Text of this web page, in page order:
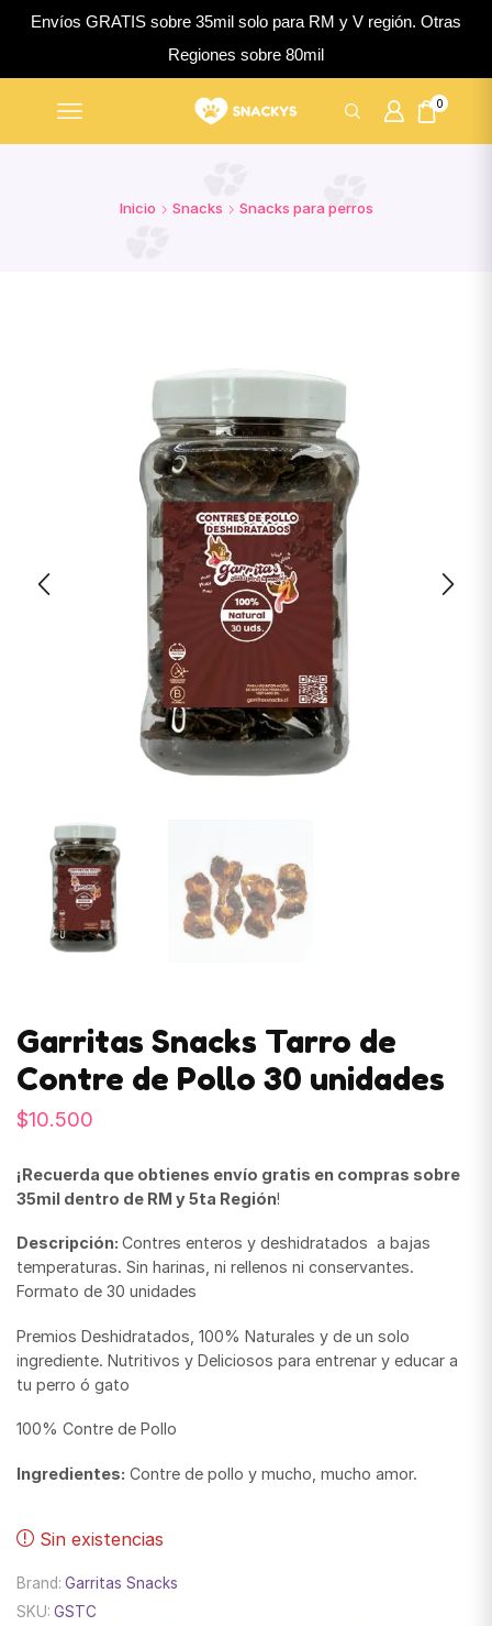
Envíos GRATIS sobre 35mil solo para RM y V región. Otras
Regiones sobre 80mil
0
Inicio Snacks Snacks para perros
Garritas Snacks Tarro de
Contre de Pollo 30 unidades
$10.500
¡Recuerda que obtienes envío gratis en compras sobre
35mil dentro de RM y 5ta Región!
Descripción: Contres enteros y deshidratados a bajas
temperaturas. Sin harinas, ni rellenos ni conservantes.
Formato de 30 unidades
Premios Deshidratados, 100% Naturales y de un solo
ingrediente. Nutritivos y Deliciosos para entrenar y educar a
tu perro ó gato
100% Contre de Pollo
Ingredientes: Contre de pollo y mucho, mucho amor.
Sin existencias
Brand: Garritas Snacks
SKU: GSTC